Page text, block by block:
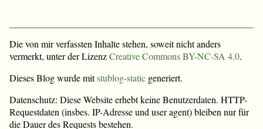
Die von mir verfassten Inhalte stehen, soweit nicht anders
vermerkt, unter der LizenzCreative Commons BY-NC-SA 4.0.
Dieses Blog wurde mitstublog-static generiert.
Datenschutz: Diese Website erhebt keine Benutzerdaten. HTTP-
Requestdaten (insbes. IP-Adresse und user agent) bleiben nur für
die Dauer des Requests bestehen.